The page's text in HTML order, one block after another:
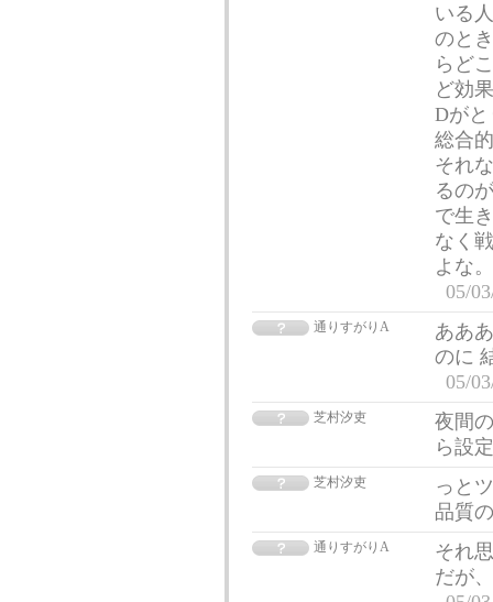
いる
のと
らど
ど効
Dが
総合
それ
るの
で生
なく
よな
05/
通りすがりA
ああ
のに
05/
芝村汐吏
夜間
ら設
芝村汐吏
っと
品質
通りすがりA
それ
だが